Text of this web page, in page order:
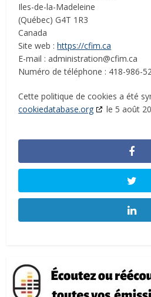
Iles-de-la-Madeleine
(Québec) G4T 1R3
Canada
Site web :https://cfim.ca
E-mail :administration@cfim.ca
Numéro de téléphone : 418-986-
Cette politique de cookies a été
cookiedatabase.org
le 5 août